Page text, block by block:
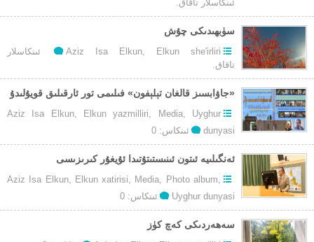
ئىنكاسلار تاقاق.
سۈبھىدىكى چۇش
Aziz Isa Elkun, Elkun she'irliri
توغرۇلۇق
ئىنكاسلار
تاقاق.
«جاۋابسىز قالغان تېلېفون» فىلىمى تور ئارقىلىق قويۇلىدۇ
Aziz Isa Elkun, Elkun yazmilliri, Media, Uyghur
dunyasi
ئىنكاس: 0
ئەنگىلىيە ئىتون ئىنىستىتۇتىدا ئۇيغۇر كىرىزىسى
Aziz Isa Elkun, Elkun xatirisi, Media, Photo album,
Uyghur dunyasi
ئىنكاس: 0
سەھەردىكى كەچ كۈز